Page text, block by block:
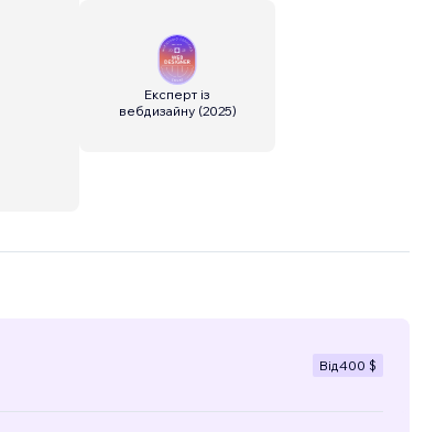
Експерт із
вебдизайну(2025)
Від400 $